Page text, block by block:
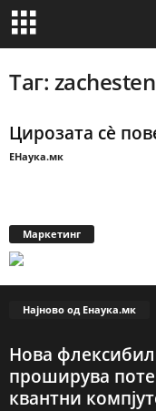
Таг:
Цирозата сè
ЕНаука.мк
Маркетинг
Најново од Енаука.мк
Нова
проширува
квантни